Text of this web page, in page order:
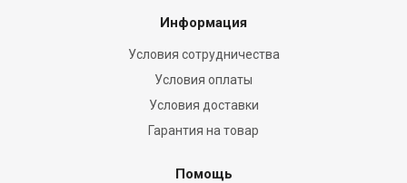
Информация
Условия сотрудничества
Условия оплаты
Условия доставки
Гарантия на товар
Помощь